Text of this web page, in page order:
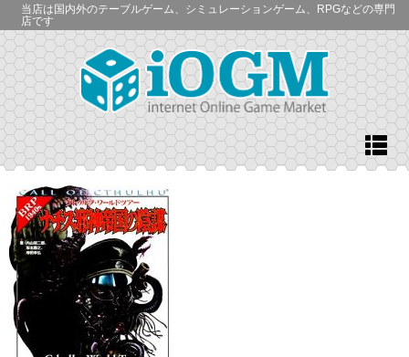
当店は国内外のテーブルゲーム、シミュレーションゲーム、RPGなどの専門
店です